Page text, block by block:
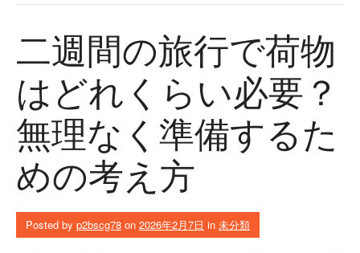
二週間の旅行で荷物
はどれくらい必要？
無理なく準備するた
めの考え方
Posted by p2bscg78 on 2026年2月7日 in 未分類